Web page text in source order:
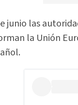
junio las
la Unión